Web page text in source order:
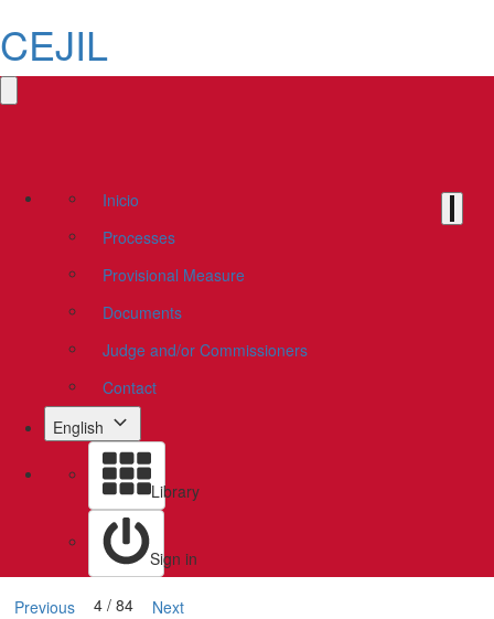
CEJIL
Inicio
Processes
Provisional Measure
Documents
Judge and/or Commissioners
Contact
English
Library
Sign in
Previous 4 / 84
Next